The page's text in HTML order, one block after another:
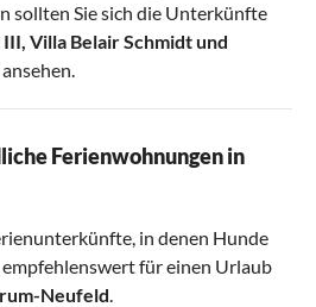
sollten Sie sich die Unterkünfte
III, Villa Belair Schmidtund
ansehen.
Ferienwohnungen in
in denen Hunde
für einen Urlaub
Neufeld.